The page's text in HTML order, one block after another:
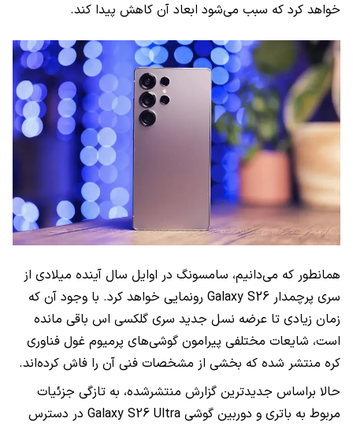
خواهد کرد که سبب می‌شود ابعاد آن کاهش پیدا کند.
همانطور که می‌دانیم، سامسونگ در اوایل سال آینده میلادی از
سری پرچمدار Galaxy S26 رونمایی خواهد کرد. با وجود آن که
زمان زیادی تا عرضه نسل جدید سری گلکسی اس باقی مانده
است، شایعات مختلفی پیرامون گوشی‌های پرمیوم غول فناوری
کره منتشر شده که بخشی از مشخصات فنی آن را فاش کرده‌اند.
حالا براساس جدیدترین گزارش منتشرشده، به تازگی جزئیات
مربوط به باتری و دوربین گوشی Galaxy S26 Ultra در دسترس